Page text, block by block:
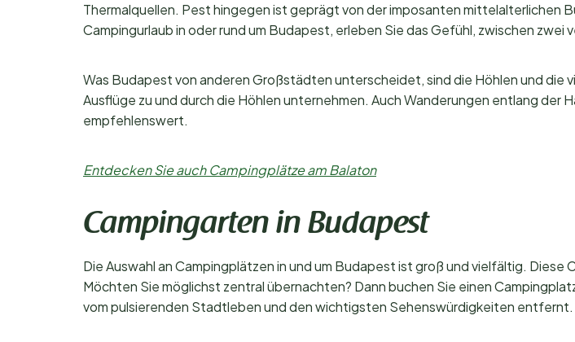
Thermalquellen. Pest hingegen ist geprägt von der imposanten mittelalterlichen
Campingurlaub in oder rund um Budapest, erleben Sie das Gefühl, zwischen zwei
Was Budapest von anderen Großstädten unterscheidet, sind die Höhlen und die
Ausflüge zu und durch die Höhlen unternehmen. Auch Wanderungen entlang der
empfehlenswert.
Entdecken Sie auch Campingplätze am Balaton
Campingarten in Budapest
Die Auswahl an Campingplätzen in und um Budapest ist groß und vielfältig.
Möchten Sie möglichst zentral übernachten? Dann buchen Sie einen
vom pulsierenden Stadtleben und den wichtigsten Sehenswürdigkeiten entfernt.